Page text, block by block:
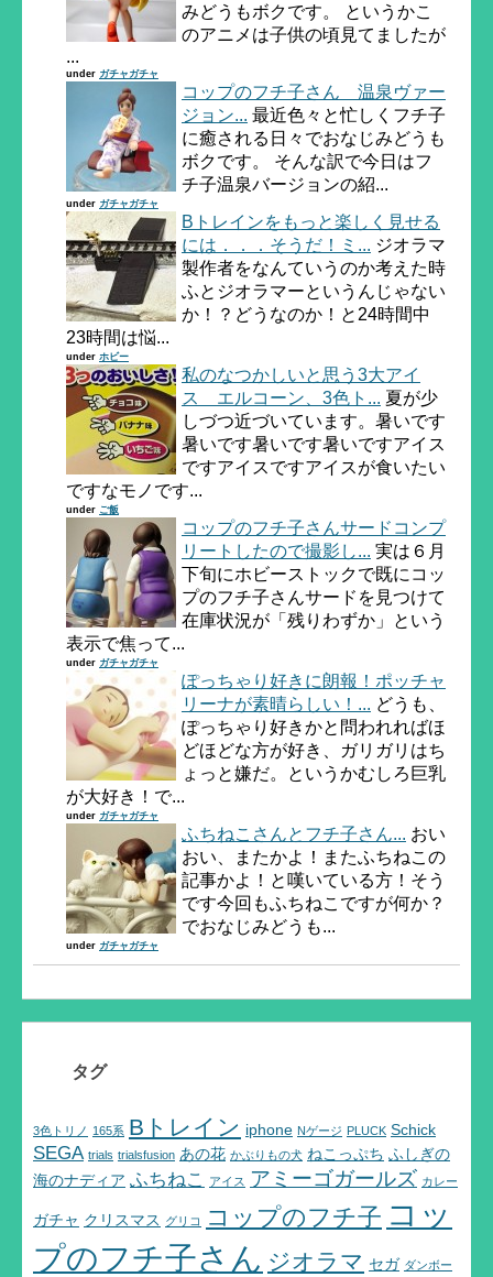
みどうもボクです。 というかこ
のアニメは子供の頃見てましたが
...
under ガチャガチャ
コップのフチ子さん 温泉ヴァー
ジョン... 最近色々と忙しくフチ子
に癒される日々でおなじみどうも
ボクです。 そんな訳で今日はフ
チ子温泉バージョンの紹...
under ガチャガチャ
Bトレインをもっと楽しく見せる
には．．．そうだ！ミ... ジオラマ
製作者をなんていうのか考えた時
ふとジオラマーというんじゃない
か！？どうなのか！と24時間中
23時間は悩...
under ホビー
私のなつかしいと思う3大アイ
ス エルコーン、3色ト... 夏が少
しづつ近づいています。暑いです
暑いです暑いです暑いですアイス
ですアイスですアイスが食いたい
ですなモノです...
under ご飯
コップのフチ子さんサードコンプ
リートしたので撮影し... 実は６月
下旬にホビーストックで既にコッ
プのフチ子さんサードを見つけて
在庫状況が「残りわずか」という
表示で焦って...
under ガチャガチャ
ぽっちゃり好きに朗報！ポッチャ
リーナが素晴らしい！... どうも、
ぽっちゃり好きかと問われればほ
どほどな方が好き、ガリガリはち
ょっと嫌だ。というかむしろ巨乳
が大好き！で...
under ガチャガチャ
ふちねこさんとフチ子さん... おい
おい、またかよ！またふちねこの
記事かよ！と嘆いている方！そう
です今回もふちねこですが何か？
でおなじみどうも...
under ガチャガチャ
タグ
3色トリノ 165系 Bトレイン iphone Nゲージ PLUCK Schick
SEGA trials trialsfusion あの花 かぶりもの犬 ねこっぷち ふしぎの
海のナディア ふちねこ アイス アミーゴガールズ カレー
ガチャ クリスマス グリコ コップのフチ子 コッ
プのフチ子さん ジオラマ セガ ダンボー